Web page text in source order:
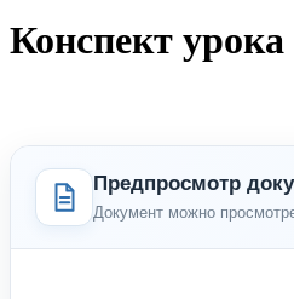
Конспект
Предпросмотр
Документ можно